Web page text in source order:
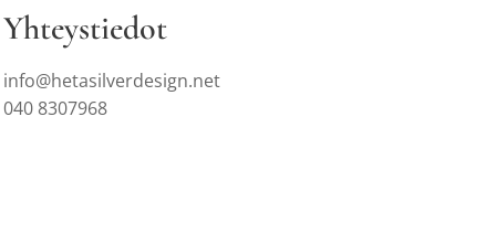
Yhteystiedot
info@hetasilverdesign.net
040 8307968